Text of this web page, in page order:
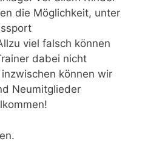
die Möglichkeit, unter
viel falsch können
dabei nicht
können wir
Neumitglieder